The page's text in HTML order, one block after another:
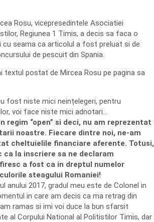
Rosu, vicepresedintele Asociatiei
Regiunea 1 Timis, a decis sa faca o
cu seama ca articolul a fost preluat si de
de pescuit din Spania.
textul postat de Mircea Rosu pe pagina sa
fost niste mici neințelegeri, pentru
voi face niste mici adnotari…
regim “open” si deci, nu am reprezentat
noastre. Fiecare dintre noi, ne-am
cheltuielile financiare aferente. Totusi,
la inscriere sa ne declaram
a fost ca in dreptul numelor
steagului Romaniei!
anului 2017, gradul meu este de Colonel in
in care am decis ca ma retrag din
ramas si imi voi duce la bun sfarsit
al Corpului National al Politistilor Timis, dar